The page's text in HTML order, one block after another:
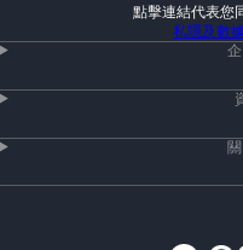
點擊連結代表您
私隱及數